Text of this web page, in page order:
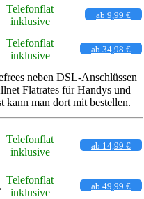
Telefonflat
inklusive
ab 9,99 €
Telefonflat
inklusive
ab 34,98 €
neben DSL-Anschlüssen
Flatrates für Handys und
kann man dort mit bestellen.
Telefonflat
inklusive
ab 14,99 €
Telefonflat
inklusive
ab 49,99 €